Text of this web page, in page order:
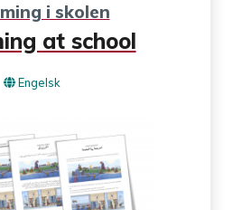
i skolen
at school
Engelsk